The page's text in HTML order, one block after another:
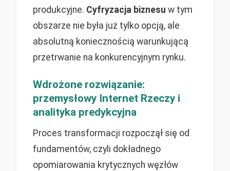
produkcyjne. Cyfryzacja biznesu w tym
obszarze nie była już tylko opcją, ale
absolutną koniecznością warunkującą
przetrwanie na konkurencyjnym rynku.
Wdrożone rozwiązanie:
przemysłowy Internet Rzeczy i
analityka predykcyjna
Proces transformacji rozpoczął się od
fundamentów, czyli dokładnego
opomiarowania krytycznych węzłów